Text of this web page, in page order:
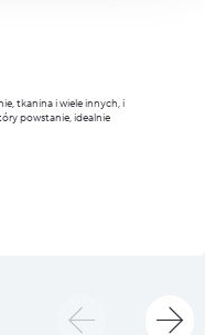
tkanina i wiele innych, i
powstanie, idealnie